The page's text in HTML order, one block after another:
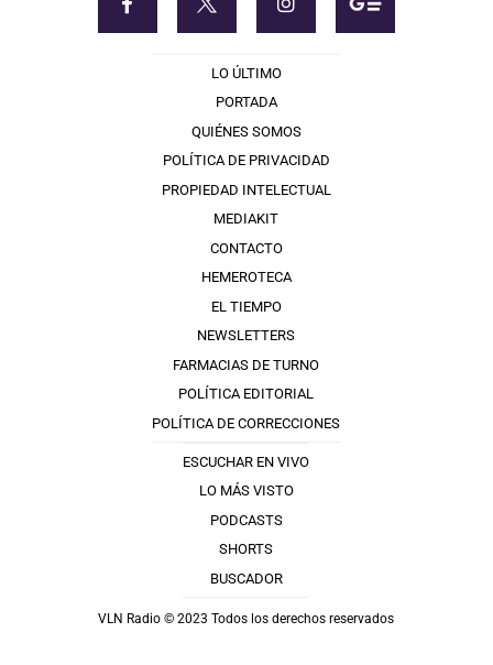
LO ÚLTIMO
PORTADA
QUIÉNES SOMOS
POLÍTICA DE PRIVACIDAD
PROPIEDAD INTELECTUAL
MEDIAKIT
CONTACTO
HEMEROTECA
EL TIEMPO
NEWSLETTERS
FARMACIAS DE TURNO
POLÍTICA EDITORIAL
POLÍTICA DE CORRECCIONES
ESCUCHAR EN VIVO
LO MÁS VISTO
PODCASTS
SHORTS
BUSCADOR
VLN Radio © 2023 Todos los derechos reservados